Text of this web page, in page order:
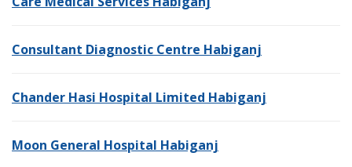
Consultant Diagnostic Centre Habiganj
Chander Hasi Hospital Limited Habiganj
Moon General Hospital Habiganj